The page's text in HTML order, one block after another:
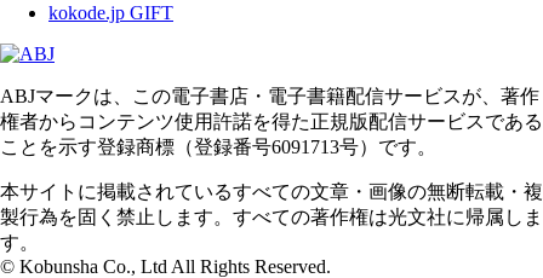
kokode.jp GIFT
ABJマークは、この電子書店・電子書籍配信サービスが、著作
権者からコンテンツ使用許諾を得た正規版配信サービスである
ことを示す登録商標（登録番号6091713号）です。
本サイトに掲載されているすべての文章・画像の無断転載・複
製行為を固く禁止します。すべての著作権は光文社に帰属しま
す。
© Kobunsha Co., Ltd All Rights Reserved.